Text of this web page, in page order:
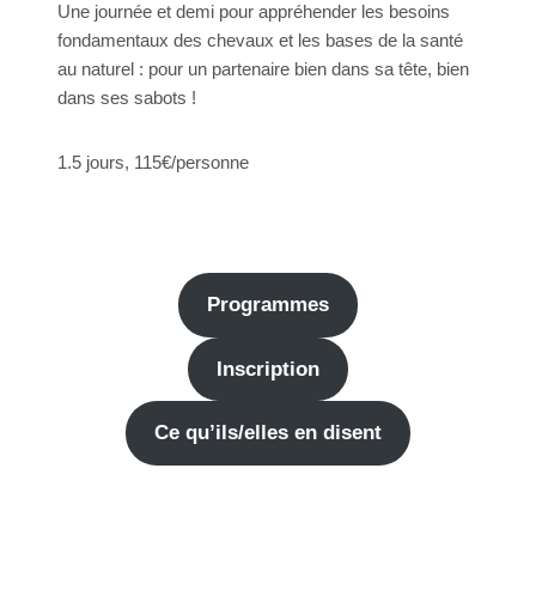
Une journée et demi pour appréhender les besoins
fondamentaux des chevaux et les bases de la santé
au naturel : pour un partenaire bien dans sa tête, bien
dans ses sabots !
1.5 jours, 115€/personne
Programmes
Inscription
Ce qu’ils/elles en disent